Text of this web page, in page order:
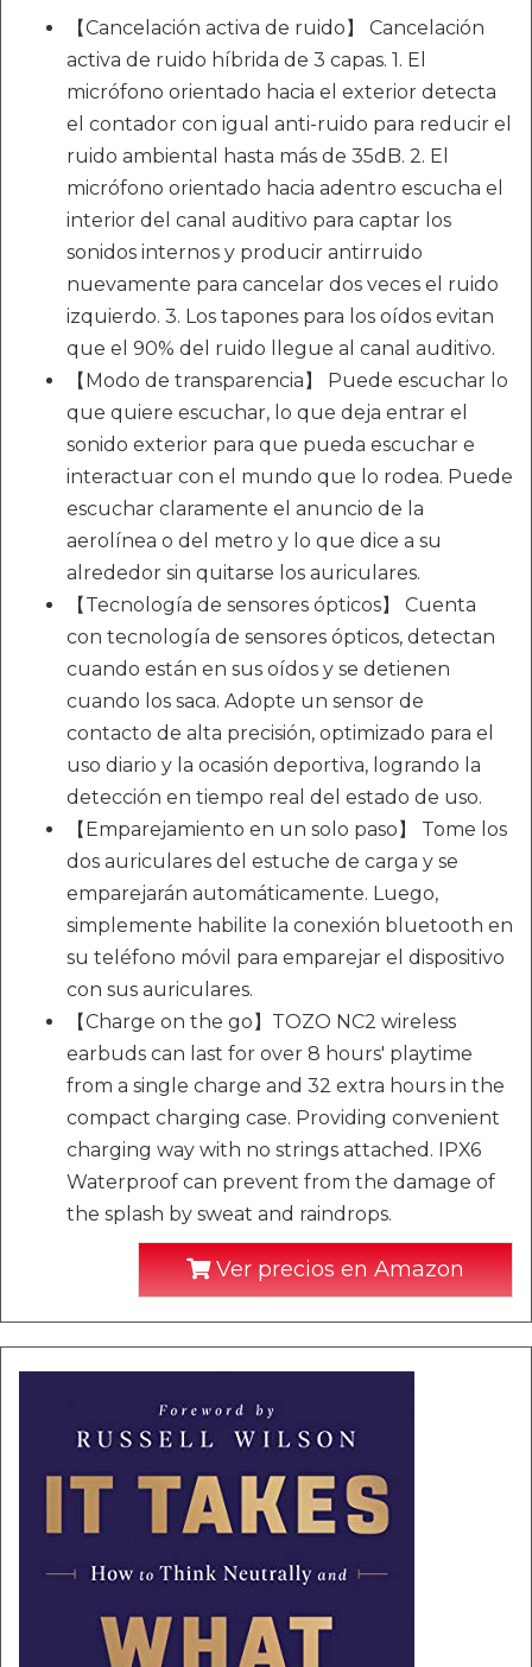
【Cancelación activa de ruido】 Cancelación
activa de ruido híbrida de 3 capas. 1. El
micrófono orientado hacia el exterior detecta
el contador con igual anti-ruido para reducir el
ruido ambiental hasta más de 35dB. 2. El
micrófono orientado hacia adentro escucha el
interior del canal auditivo para captar los
sonidos internos y producir antirruido
nuevamente para cancelar dos veces el ruido
izquierdo. 3. Los tapones para los oídos evitan
que el 90% del ruido llegue al canal auditivo.
【Modo de transparencia】 Puede escuchar lo
que quiere escuchar, lo que deja entrar el
sonido exterior para que pueda escuchar e
interactuar con el mundo que lo rodea. Puede
escuchar claramente el anuncio de la
aerolínea o del metro y lo que dice a su
alrededor sin quitarse los auriculares.
【Tecnología de sensores ópticos】 Cuenta
con tecnología de sensores ópticos, detectan
cuando están en sus oídos y se detienen
cuando los saca. Adopte un sensor de
contacto de alta precisión, optimizado para el
uso diario y la ocasión deportiva, logrando la
detección en tiempo real del estado de uso.
【Emparejamiento en un solo paso】 Tome los
dos auriculares del estuche de carga y se
emparejarán automáticamente. Luego,
simplemente habilite la conexión bluetooth en
su teléfono móvil para emparejar el dispositivo
con sus auriculares.
【Charge on the go】TOZO NC2 wireless
earbuds can last for over 8 hours' playtime
from a single charge and 32 extra hours in the
compact charging case. Providing convenient
charging way with no strings attached. IPX6
Waterproof can prevent from the damage of
the splash by sweat and raindrops.
Ver precios en Amazon